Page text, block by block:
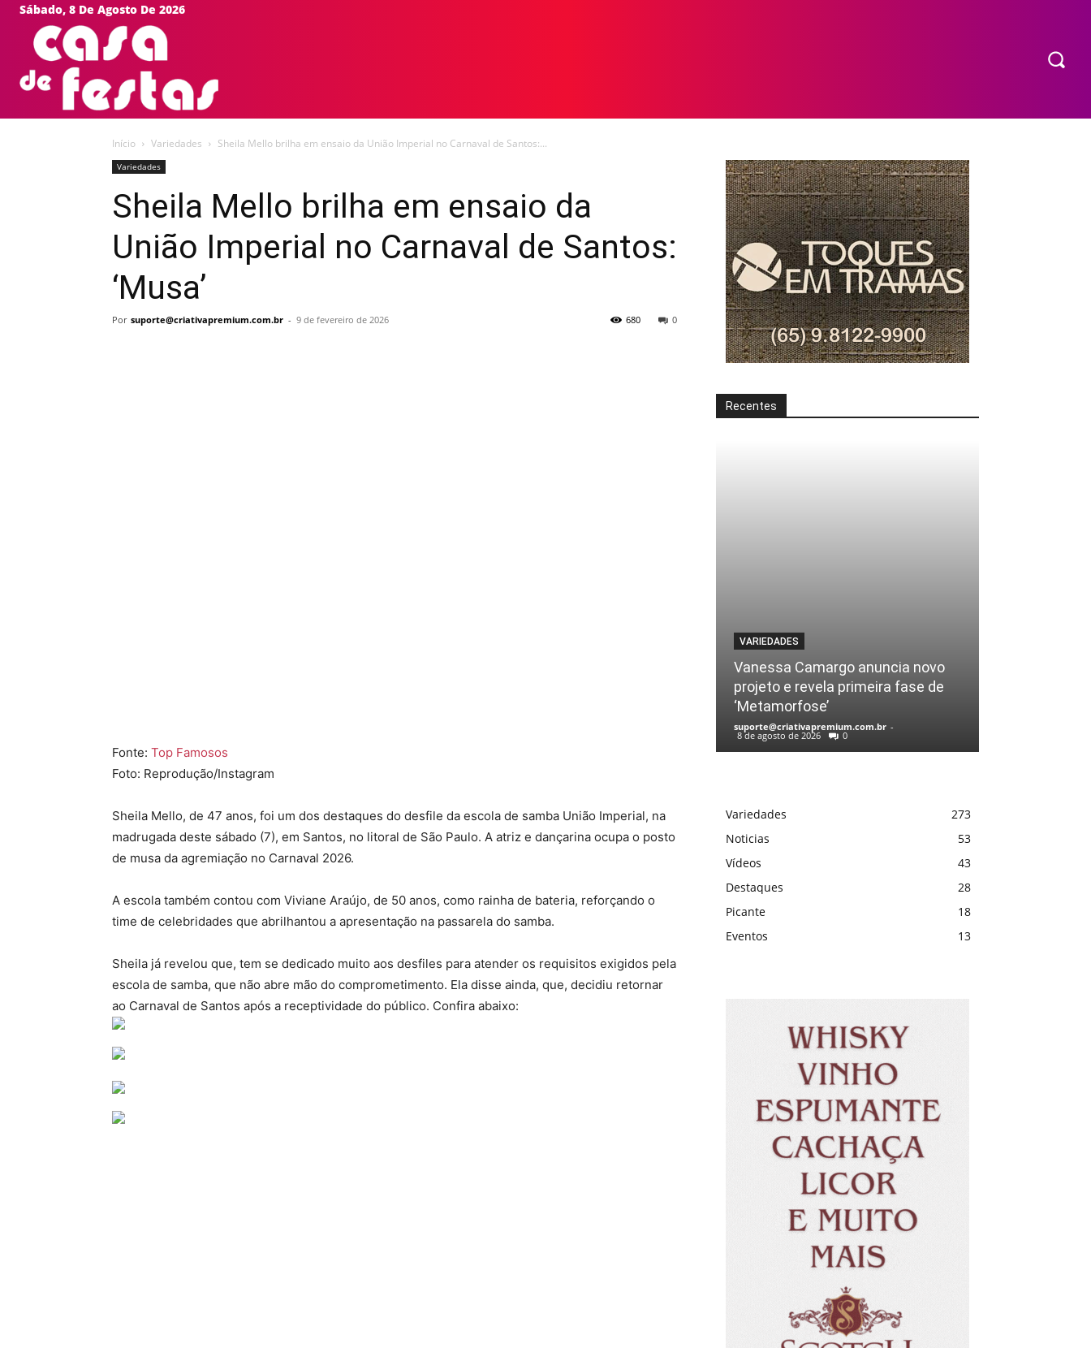
Sábado, 8 De Agosto De 2026
Início Variedades Sheila Mello brilha em ensaio da União Imperial no Carnaval de Santos:...
Variedades
Sheila Mello brilha em ensaio da
União Imperial no Carnaval de Santos:
‘Musa’
Por suporte@criativapremium.com.br - 9 de fevereiro de 2026 0
680
Fonte: Top Famosos
Foto: Reprodução/Instagram
Sheila Mello, de 47 anos, foi um dos destaques do desfile da escola de samba União Imperial, na
madrugada deste sábado (7), em Santos, no litoral de São Paulo. A atriz e dançarina ocupa o posto
de musa da agremiação no Carnaval 2026.
A escola também contou com Viviane Araújo, de 50 anos, como rainha de bateria, reforçando o
time de celebridades que abrilhantou a apresentação na passarela do samba.
Sheila já revelou que, tem se dedicado muito aos desfiles para atender os requisitos exigidos pela
escola de samba, que não abre mão do comprometimento. Ela disse ainda, que, decidiu retornar
ao Carnaval de Santos após a receptividade do público. Confira abaixo:
Recentes
VARIEDADES
Vanessa Camargo anuncia novo
projeto e revela primeira fase de
‘Metamorfose’
suporte@criativapremium.com.br -
8 de agosto de 2026 0
Variedades
273
Noticias
53
Vídeos
43
Destaques
28
Picante
18
Eventos
13